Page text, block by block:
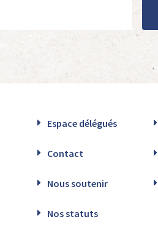
Espace délégués
Contact
Nous soutenir
Nos statuts